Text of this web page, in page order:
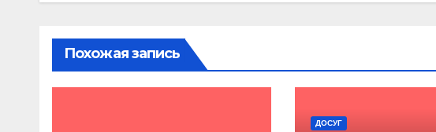
Похожая запись
ДОСУГ